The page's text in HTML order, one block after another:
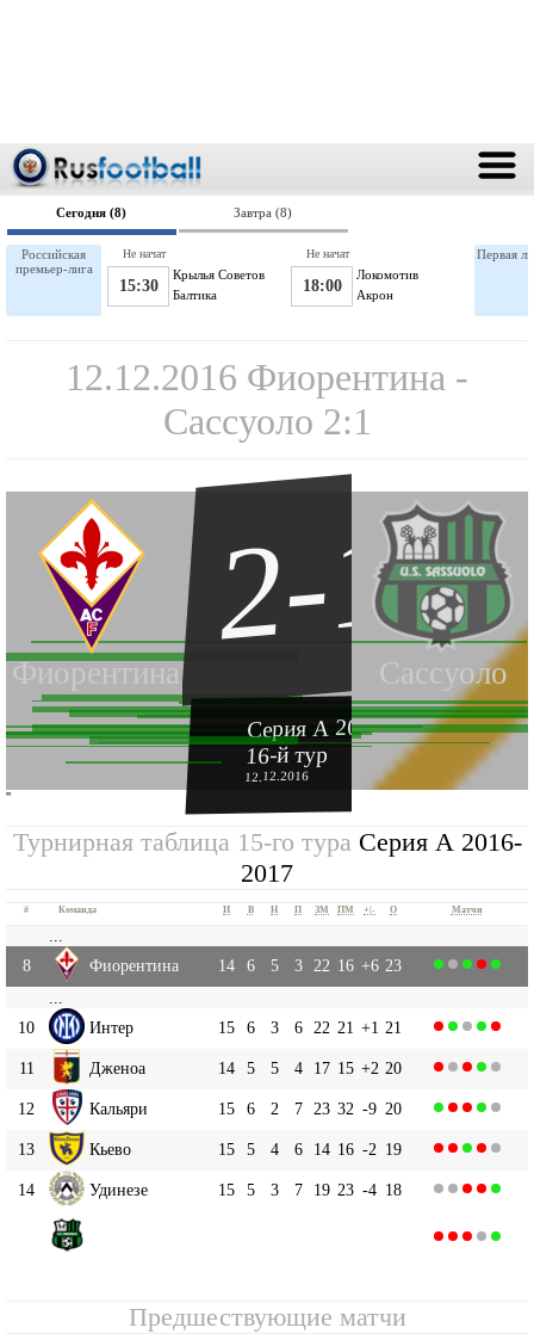
Сегодня (8) Завтра (8)
Российская
премьер-лига
Крылья Советов
15:30 Балтика
Не начат
Локомотив
18:00 Акрон
Не начат Первая
12.12.2016 Фиорентина -
Сассуоло 2:1
Фиорентина Сассуоло
2-1
Серия А 2016-2017
16-й тур
12.12.2016
''
Турнирная таблица 15-го тура Серия А 2016-
2017
# Команда И В Н П ЗМ ПМ +|- О Матчи
8
Фиорентина 14 6 5 3 22 16 +6 23
10
Интер 15 6 3 6 22 21 +1 21
11 Дженоа 14 5 5 4 17 15 +2 20
12 Кальяри 15 6 2 7 23 32 -9 20
13 Кьево 15 5 4 6 14 16 -2 19
14 Удинезе 15 5 3 7 19 23 -4 18
Предшествующие матчи